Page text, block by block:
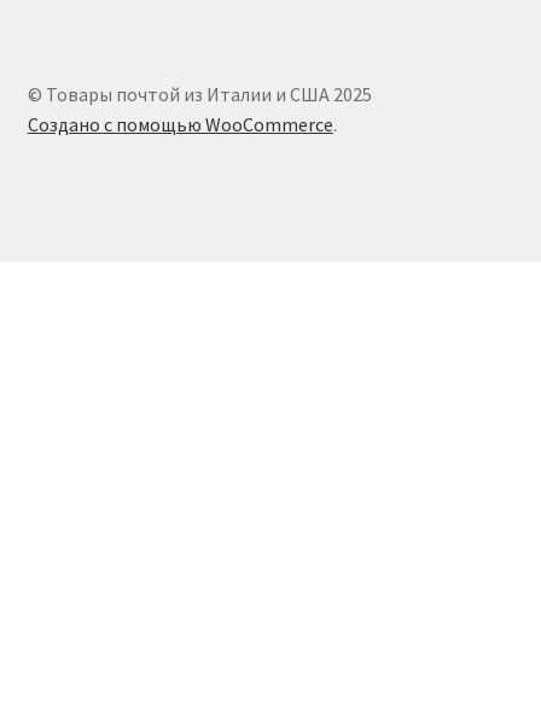
© Товары почтой из Италии и США 2025
Создано с помощью WooCommerce.